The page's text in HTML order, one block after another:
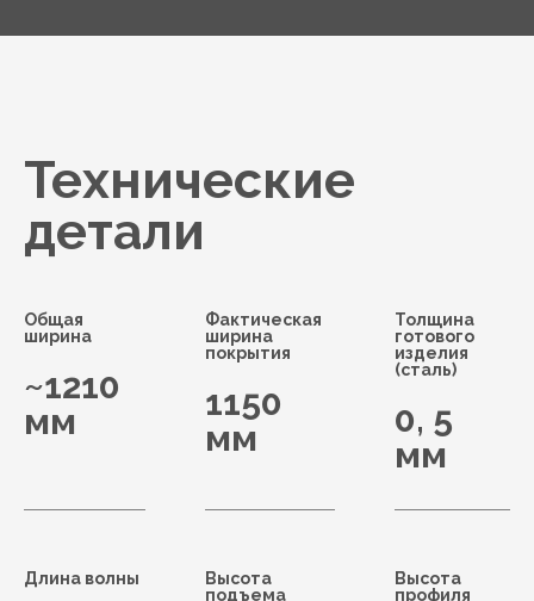
Технические
детали
Общая
ширина
~1210
мм
Фактическая
ширина
покрытия
1150
мм
Толщина
готового
изделия
(сталь)
0, 5
мм
Длина волны
Высота
подъема
Высота
профиля